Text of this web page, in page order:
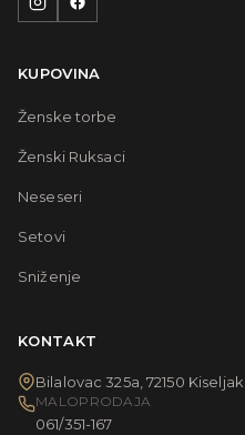
KUPOVINA
Ženske torbe
Ženski Ruksaci
Neseseri
Setovi
Sniženje
KONTAKT
Bilalovac 325a, 72150 Kiseljak
MALOPRODAJA
061/351-167